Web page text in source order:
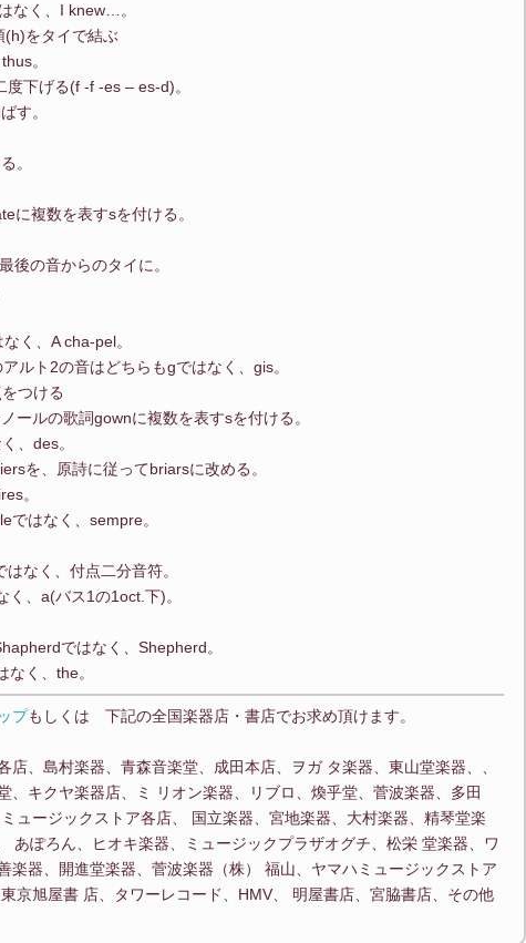
なく、I knew…。
をタイで結ぶ
。
下げる(f -f -es – es-d)。
す。
。
に複数を表すsを付ける。
後の音からのタイに。
く、A cha-pel。
ルト2の音はどちらもgではなく、gis。
つける
ールの歌詞gownに複数を表すsを付ける。
、des。
を、原詩に従ってbriarsに改める。
。
ではなく、sempre。
なく、付点二分音符。
、a(バス1の1oct.下)。
ではなく、Shepherd。
く、the。
プもしくは 下記の全国楽器店・書店でお求め頂けます。
店、島村楽器、青森音楽堂、成田本店、ヲガ タ楽器、東山堂楽器、、
、キクヤ楽器店、ミ リオン楽器、リブロ、煥乎堂、菅波楽器、多田
ュージックストア各店、 国立楽器、宮地楽器、大村楽器、精琴堂楽
あぽろん、ヒオキ楽器、ミュージックプラザオグチ、松栄 堂楽器、ワ
楽器、開進堂楽器、菅波楽器（株） 福山、ヤマハミュージックストア
京旭屋書 店、タワーレコード、HMV、 明屋書店、宮脇書店、その他